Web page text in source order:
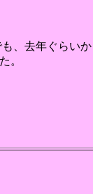
、去年ぐらい
。